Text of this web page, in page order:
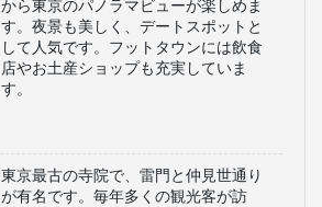
から東京のパノラマビューが楽しめま
す。夜景も美しく、デートスポットと
して人気です。フットタウンには飲食
店やお土産ショップも充実していま
す。
東京最古の寺院で、雷門と仲見世通り
が有名です。毎年多くの観光客が訪